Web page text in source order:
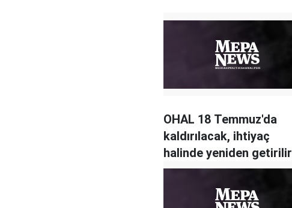
OHAL 18 Temmuz'da
kaldırılacak, ihtiyaç
halinde yeniden getirilir